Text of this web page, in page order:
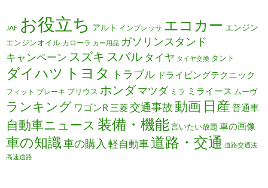
JAF お役立ち アルト インプレッサ エコカー エンジン
エンジンオイル カローラ カー用品 ガソリンスタンド
キャンペーン スズキ スバル タイヤ タイヤ交換 タント
ダイハツ トヨタ トラブル ドライビングテクニック
フィット ブレーキ プリウス ホンダマツダ ミラ ミライース ムーヴ
ランキング ワゴンR 三菱交通事故動画 日産 普通車
自動車ニュース 装備・機能言いたい放題 車の画像
車の知識車の購入 軽自動車道路・交通 道路交通法
高速道路